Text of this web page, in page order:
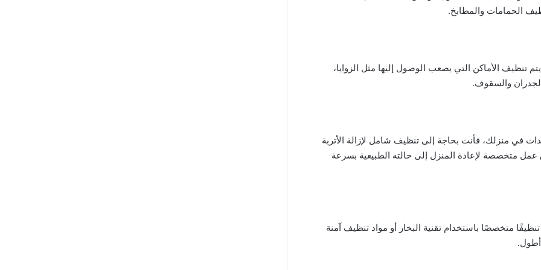
الحمامات والمطابخ.
تنظيف الأماكن التي يصعب الوصول إليها مثل الزوايا،
الجدران والسقوف.
في منزلك، فأنت بحاجة إلى تنظيف شامل لإزالة الأتربة
عمل متخصصة لإعادة المنزل إلى حالته الطبيعية بسرعة
متخصصًا باستخدام تقنية البخار أو مواد تنظيف آمنة